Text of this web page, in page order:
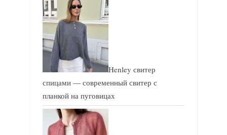
ь
:
Henley свитер
спицами — современный свитер с
планкой на пуговицах